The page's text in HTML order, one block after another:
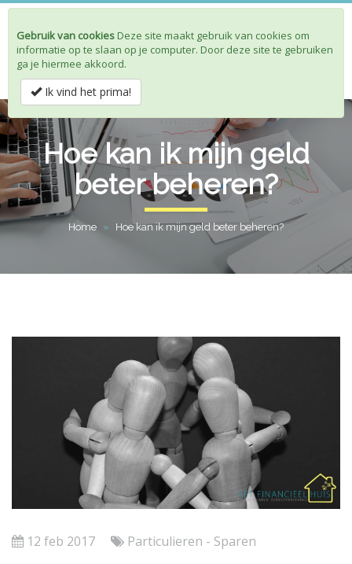
Toggle
Hoe kan ik mijn geld
beter beheren?
Home » Hoe kan ik mijn geld beter beheren?
12 feb 2017 Particulieren - Sparen
Gebruik van cookiesDeze site maakt gebruik van cookies om
informatie op te slaan op je computer. Door deze site te gebruiken
ga je hiermee akkoord.
Ik vind het prima!